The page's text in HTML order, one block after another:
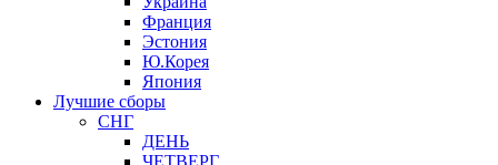
Франция
Эстония
Ю.Корея
Япония
Лучшие сборы
СНГ
ДЕНЬ